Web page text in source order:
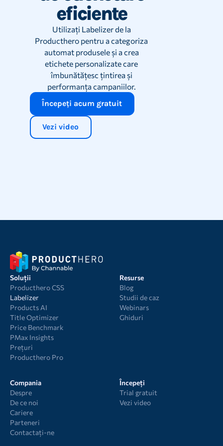
eficient campaniile.
eficiente
Utilizați Labelizer de la
Producthero pentru a categoriza
automat produsele și a crea
etichete personalizate care
îmbunătățesc țintirea și
performanța campaniilor.
Începeți acum gratuit
Vezi video
Soluții
Producthero CSS
Labelizer
Products AI
Title Optimizer
Price Benchmark
PMax Insights
Prețuri
Producthero Pro
Resurse
Blog
Studii de caz
Webinars
Ghiduri
Compania
Despre
De ce noi
Cariere
Parteneri
Contactați-ne
Începeți
Trial gratuit
Vezi video